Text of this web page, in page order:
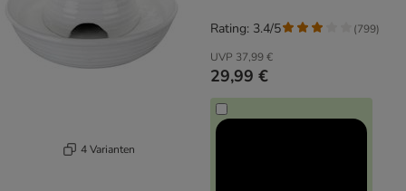
4 Varianten
UVP 37,99 €
29,99 €
Rating: 3.4/5 (799)